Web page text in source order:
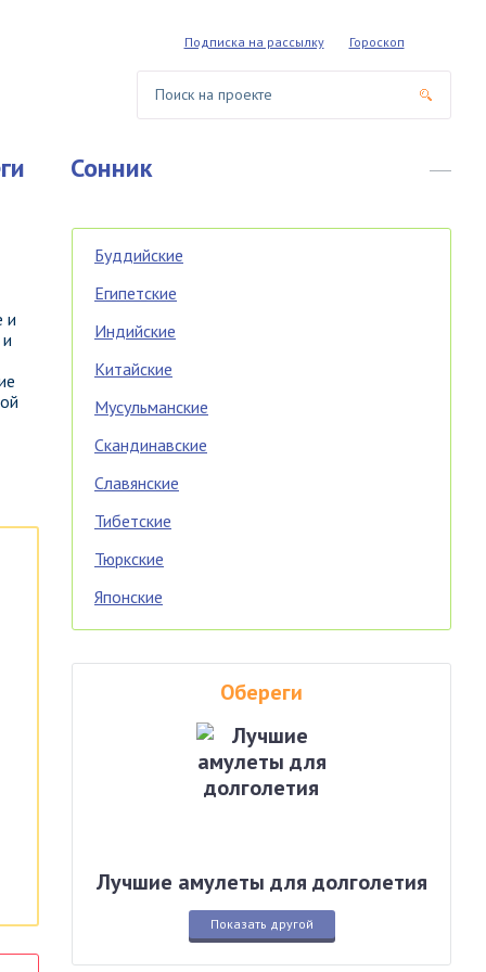
Подписка на рассылку Гороскоп
Сонник
и
Буддийские
Египетские
Индийские
Китайские
Мусульманские
Скандинавские
Славянские
Тибетские
Тюркские
Японские
Обереги
Лучшие амулеты для долголетия
Показать другой